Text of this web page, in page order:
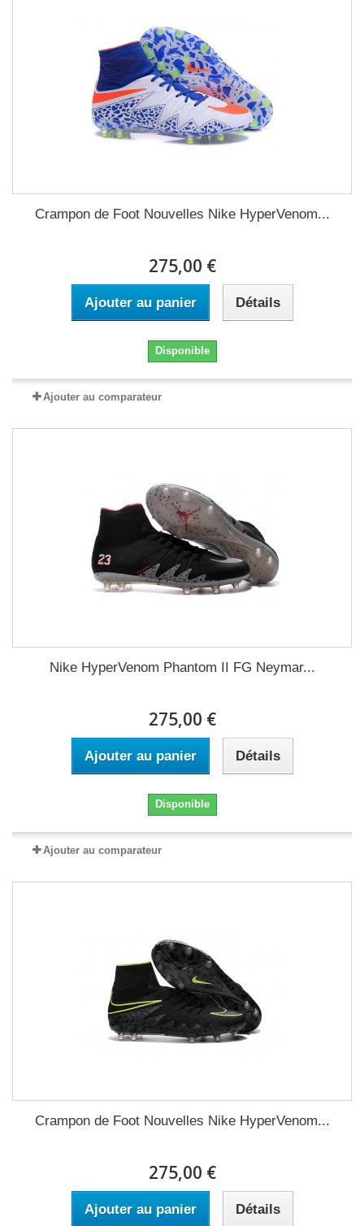
Crampon de Foot Nouvelles Nike HyperVenom...
275,00 €
Ajouter au panier Détails
Disponible
Ajouter au comparateur
Nike HyperVenom Phantom II FG Neymar...
275,00 €
Ajouter au panier Détails
Disponible
Ajouter au comparateur
Crampon de Foot Nouvelles Nike HyperVenom...
275,00 €
Ajouter au panier Détails